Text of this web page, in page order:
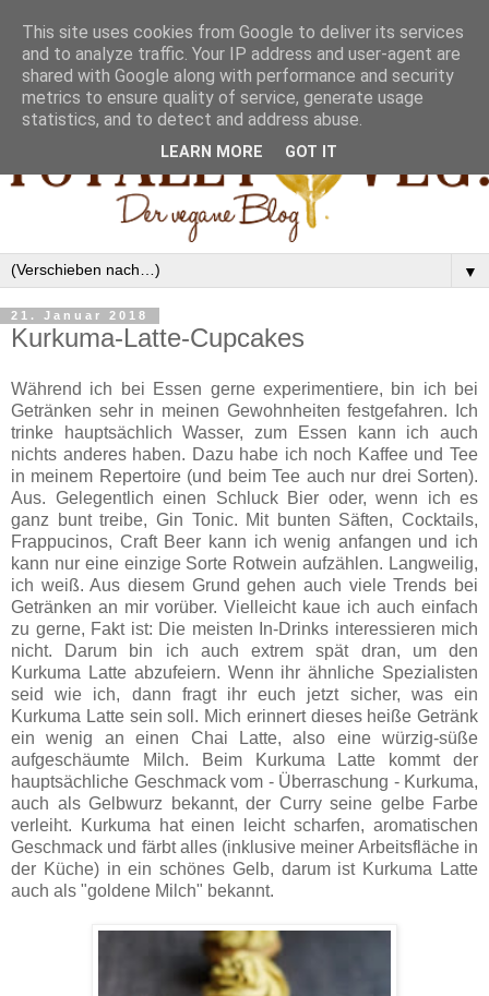
▼
21. Januar 2018
Kurkuma-Latte-Cupcakes
Während ich bei Essen gerne experimentiere, bin ich bei
Getränken sehr in meinen Gewohnheiten festgefahren. Ich
trinke hauptsächlich Wasser, zum Essen kann ich auch
nichts anderes haben. Dazu habe ich noch Kaffee und Tee
in meinem Repertoire (und beim Tee auch nur drei Sorten).
Aus. Gelegentlich einen Schluck Bier oder, wenn ich es
ganz bunt treibe, Gin Tonic. Mit bunten Säften, Cocktails,
Frappucinos, Craft Beer kann ich wenig anfangen und ich
kann nur eine einzige Sorte Rotwein aufzählen. Langweilig,
ich weiß. Aus diesem Grund gehen auch viele Trends bei
Getränken an mir vorüber. Vielleicht kaue ich auch einfach
zu gerne, Fakt ist: Die meisten In-Drinks interessieren mich
nicht. Darum bin ich auch extrem spät dran, um den
Kurkuma Latte abzufeiern. Wenn ihr ähnliche Spezialisten
seid wie ich, dann fragt ihr euch jetzt sicher, was ein
Kurkuma Latte sein soll. Mich erinnert dieses heiße Getränk
ein wenig an einen Chai Latte, also eine würzig-süße
aufgeschäumte Milch. Beim Kurkuma Latte kommt der
hauptsächliche Geschmack vom - Überraschung - Kurkuma,
auch als Gelbwurz bekannt, der Curry seine gelbe Farbe
verleiht. Kurkuma hat einen leicht scharfen, aromatischen
Geschmack und färbt alles (inklusive meiner Arbeitsfläche in
der Küche) in ein schönes Gelb, darum ist Kurkuma Latte
auch als "goldene Milch" bekannt.
This site uses cookies from Google to deliver its services
and to analyze traffic. Your IP address and user-agent are
shared with Google along with performance and security
metrics to ensure quality of service, generate usage
statistics, and to detect and address abuse.
LEARN MORE GOT IT